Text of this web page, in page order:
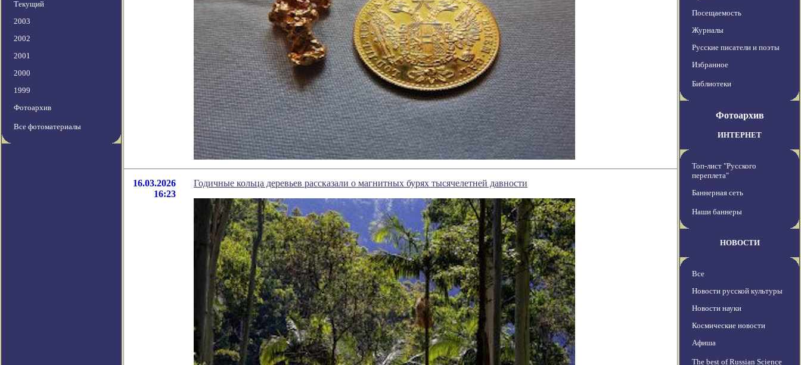
Текущий
2003
2002
2001
2000
1999
Фотоархив
Все фотоматериалы
16.03.2026
16:23
Годичные кольца деревьев рассказали о магнитных бурях тысячелетней давности
Посещаемость
Журналы
Русские писатели и поэты
Избранное
Библиотеки
Фотоархив
ИНТЕРНЕТ
Топ-лист "Русского
переплета"
Баннерная сеть
Наши баннеры
НОВОСТИ
Все
Новости русской культуры
Новости науки
Космические новости
Афиша
The best of Russian Science